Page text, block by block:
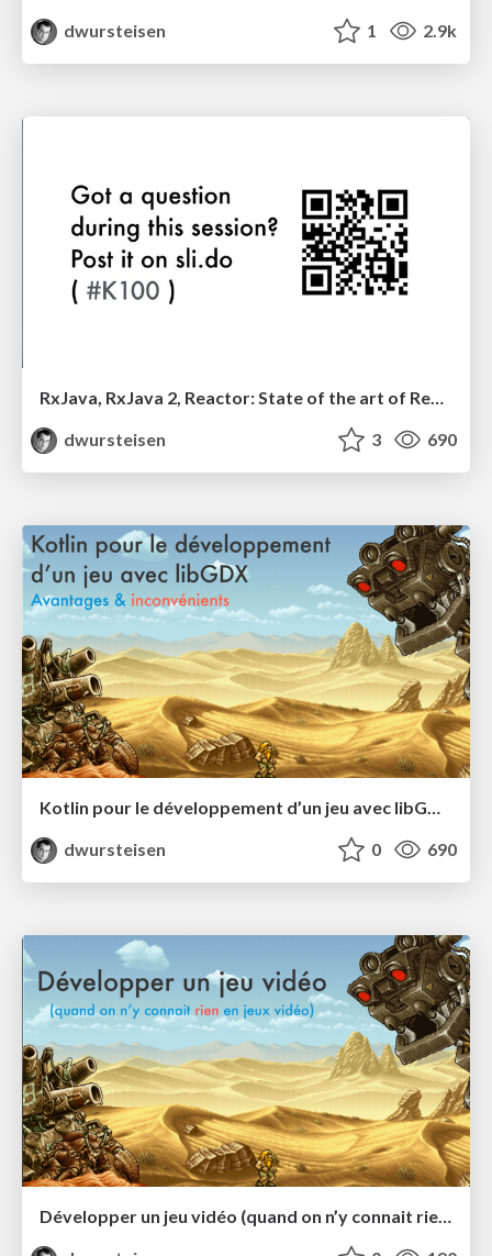
dwursteisen 1 2.9k
RxJava, RxJava 2, Reactor: State of the art of Reactive Streams on the JVM
dwursteisen
3 690
dwursteisen
0 690
Développer un jeu vidéo (quand on n’y connait rien en développement de jeux vidéo)